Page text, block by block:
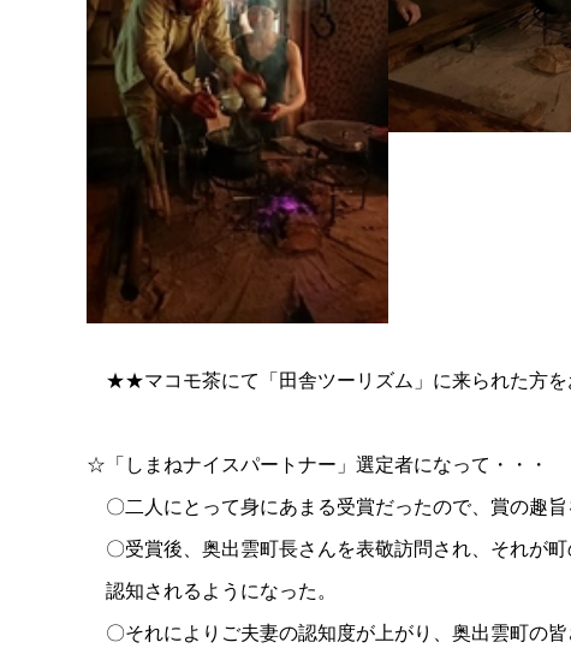
★★マコモ茶にて「田舎ツーリズム」に来られた方
☆「しまねナイスパートナー」選定者になって・・・
〇二人にとって身にあまる受賞だったので、賞の趣
〇受賞後、奥出雲町長さんを表敬訪問され、それが
認知されるようになった。
〇それによりご夫妻の認知度が上がり、奥出雲町の